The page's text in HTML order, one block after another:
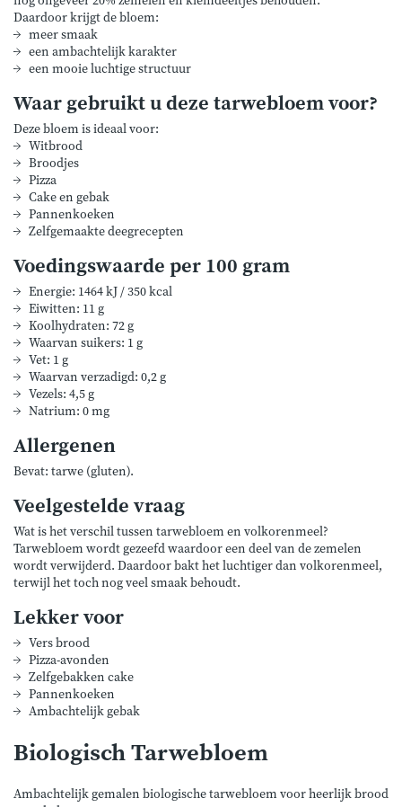
Daardoor krijgt de bloem:
meer smaak
een ambachtelijk karakter
een mooie luchtige structuur
Waar gebruikt u deze tarwebloem voor?
Deze bloem is ideaal voor:
Witbrood
Broodjes
Pizza
Cake en gebak
Pannenkoeken
Zelfgemaakte deegrecepten
Voedingswaarde per 100 gram
Energie: 1464 kJ / 350 kcal
Eiwitten: 11 g
Koolhydraten: 72 g
Waarvan suikers: 1 g
Vet: 1 g
Waarvan verzadigd: 0,2 g
Vezels: 4,5 g
Natrium: 0 mg
Allergenen
Bevat: tarwe (gluten).
Veelgestelde vraag
Wat is het verschil tussen tarwebloem en volkorenmeel?
Tarwebloem wordt gezeefd waardoor een deel van de zemelen
wordt verwijderd. Daardoor bakt het luchtiger dan volkorenmeel,
terwijl het toch nog veel smaak behoudt.
Lekker voor
Vers brood
Pizza-avonden
Zelfgebakken cake
Pannenkoeken
Ambachtelijk gebak
Biologisch Tarwebloem
Ambachtelijk gemalen biologische tarwebloem voor heerlijk brood